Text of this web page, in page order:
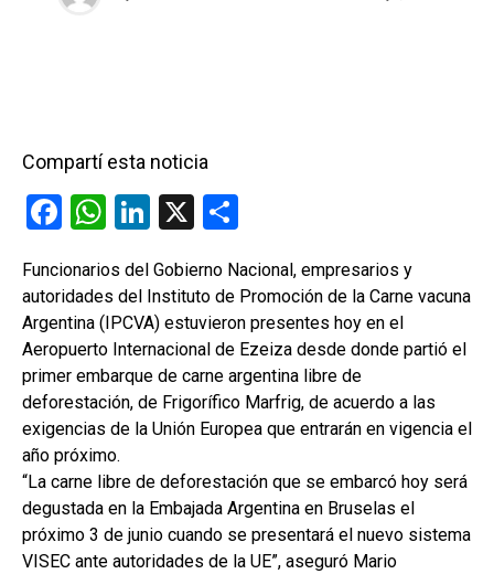
Compartí esta noticia
F
ce
b
o
o
k
W
at
s
A
p
p
Li
ke
dI
n
X
m
p
ar
tir
Funcionarios del Gobierno Nacional, empresarios y
autoridades del Instituto de Promoción de la Carne vacuna
Argentina (IPCVA) estuvieron presentes hoy en el
Aeropuerto Internacional de Ezeiza desde donde partió el
primer embarque de carne argentina libre de
deforestación, de Frigorífico Marfrig, de acuerdo a las
exigencias de la Unión Europea que entrarán en vigencia el
año próximo.
“La carne libre de deforestación que se embarcó hoy será
degustada en la Embajada Argentina en Bruselas el
próximo 3 de junio cuando se presentará el nuevo sistema
VISEC ante autoridades de la UE”, aseguró Mario